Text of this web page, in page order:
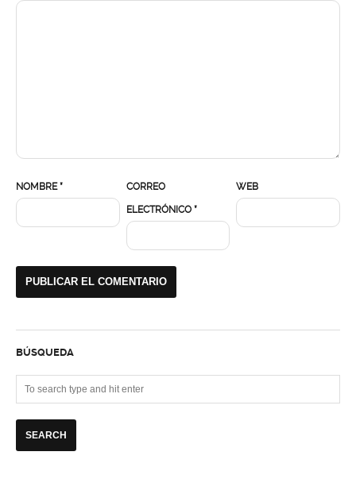
NOMBRE* CORREO
ELECTRÓNICO *
WEB
BÚSQUEDA